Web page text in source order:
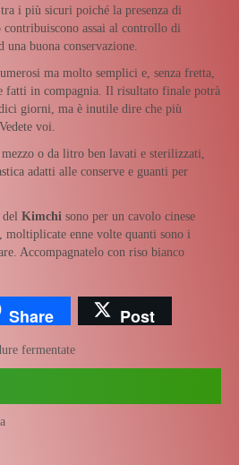
i più sicuri poiché la presenza di
contribuiscono assai al controllo di
buona conservazione.
ma molto semplici e, senza fretta,
fatti in compagnia. Il risultato finale potrà
giorni, ma è inutile dire che più
voi.
o da litro ben lavati e sterilizzati,
adatti alle conserve e guanti per
del Kimchi sono per un cavolo cinese
moltiplicate enne volte quanti sono i
Accompagnatelo con riso bianco
Share Post
fermentate